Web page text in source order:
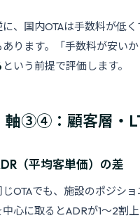
に、国内OTAは手数料が低
あります。「手数料が安い
という前提で評価します。
軸③④：顧客層・
（平均客単価）の差
じOTAでも、施設のポジシ
中心に取るとADRが1〜2割